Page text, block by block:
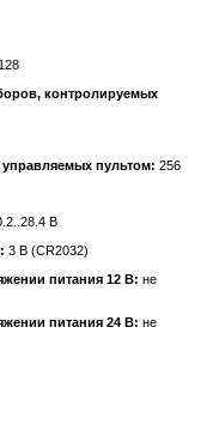
128
пультом: 256
В
3 В (CR2032)
питания 12 В: не
питания 24 В: не